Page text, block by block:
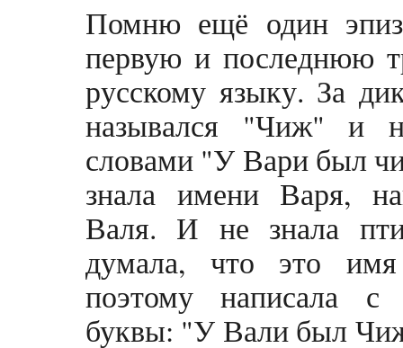
Помню ещё один
первую и последнюю
русскому языку. За
назывался "Чиж" и
словами "У Вари был
знала имени Варя,
Валя. И не знала
думала, что это
поэтому написала с
буквы: "У Вали был